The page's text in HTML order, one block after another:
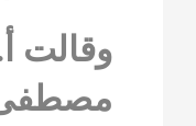
وقالت
مصطفى